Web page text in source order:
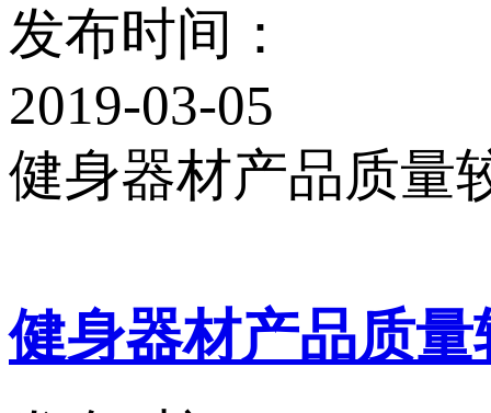
发布时间：
2019-03-05
健身器材产品质量
健身器材产品质